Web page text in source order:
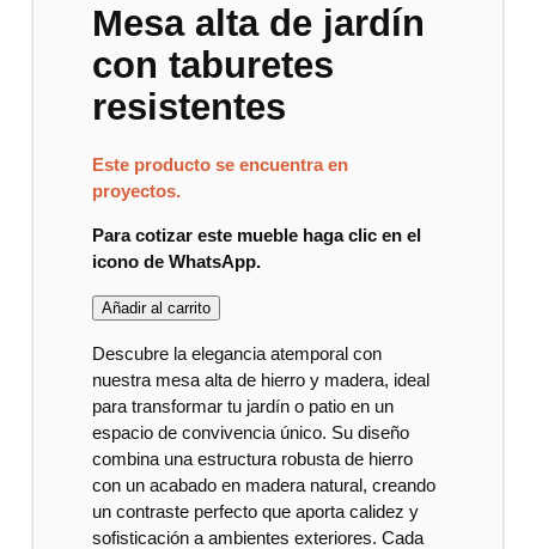
Mesa alta de jardín
con taburetes
resistentes
Este producto se encuentra en
proyectos.
Para cotizar este mueble haga clic en el
icono de WhatsApp.
Añadir al carrito
Descubre la elegancia atemporal con
nuestra mesa alta de hierro y madera, ideal
para transformar tu jardín o patio en un
espacio de convivencia único. Su diseño
combina una estructura robusta de hierro
con un acabado en madera natural, creando
un contraste perfecto que aporta calidez y
sofisticación a ambientes exteriores. Cada